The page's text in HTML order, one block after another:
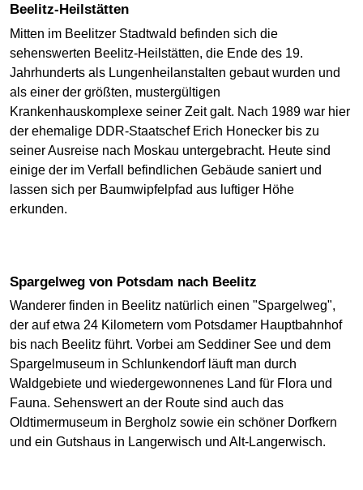
Beelitz-Heilstätten
Mitten im Beelitzer Stadtwald befinden sich die
sehenswerten Beelitz-Heilstätten, die Ende des 19.
Jahrhunderts als Lungenheilanstalten gebaut wurden und
als einer der größten, mustergültigen
Krankenhauskomplexe seiner Zeit galt. Nach 1989 war hier
der ehemalige DDR-Staatschef Erich Honecker bis zu
seiner Ausreise nach Moskau untergebracht. Heute sind
einige der im Verfall befindlichen Gebäude saniert und
lassen sich per Baumwipfelpfad aus luftiger Höhe
erkunden.
Spargelweg von Potsdam nach Beelitz
Wanderer finden in Beelitz natürlich einen "Spargelweg",
der auf etwa 24 Kilometern vom Potsdamer Hauptbahnhof
bis nach Beelitz führt. Vorbei am Seddiner See und dem
Spargelmuseum in Schlunkendorf läuft man durch
Waldgebiete und wiedergewonnenes Land für Flora und
Fauna. Sehenswert an der Route sind auch das
Oldtimermuseum in Bergholz sowie ein schöner Dorfkern
und ein Gutshaus in Langerwisch und Alt-Langerwisch.